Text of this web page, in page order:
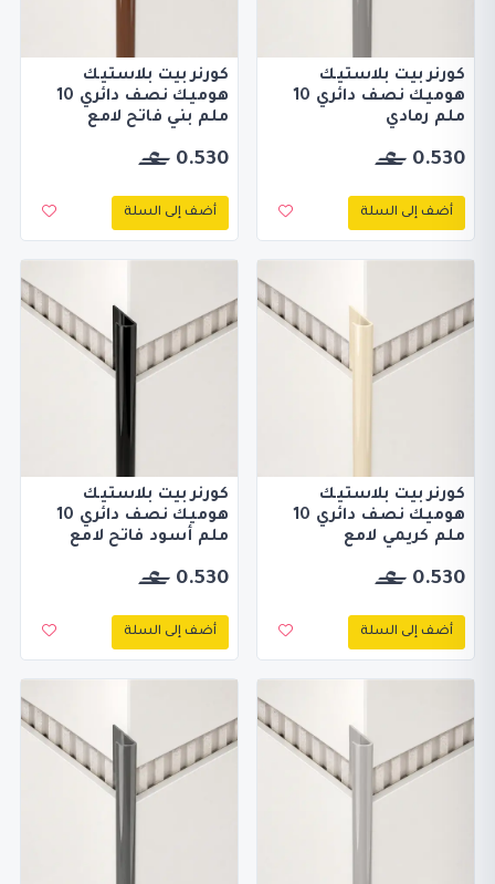
كورنر بيت بلاستيك
هوميك نصف دائري 10
ملم رمادي
0.530
أضف إلى السلة
كورنر بيت بلاستيك
هوميك نصف دائري 10
ملم بني فاتح لامع
0.530
أضف إلى السلة
كورنر بيت بلاستيك
هوميك نصف دائري 10
ملم كريمي لامع
0.530
أضف إلى السلة
كورنر بيت بلاستيك
هوميك نصف دائري 10
ملم أسود فاتح لامع
0.530
أضف إلى السلة